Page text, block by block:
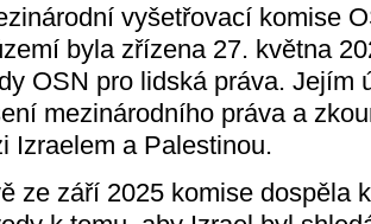
vyšetřovací komise
byla zřízena 27. května
OSN pro lidská práva. Jejím
mezinárodního práva a
Izraelem a Palestinou.
ze září 2025 komise dospěla